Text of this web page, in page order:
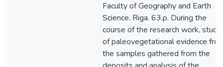
Faculty of Geography and Earth
Science. Riga. 63.p. During the
course of the research work,
of paleovegetational evidence
the samples gathered from the